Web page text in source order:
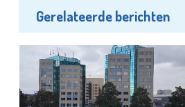
Gerelateerde berichten